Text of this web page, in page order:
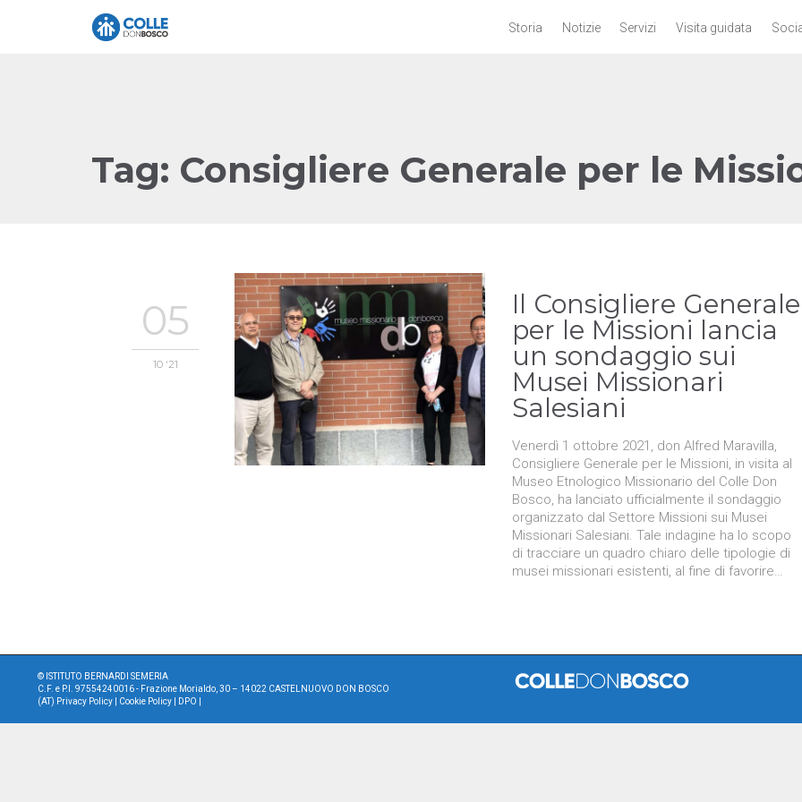
Storia Notizie Servizi Visita guidata
Tag: Consigliere Generale per le
05
10 '21
Il Consigliere Generale
per le Missioni lancia
un sondaggio sui
Musei Missionari
Salesiani
Venerdì 1 ottobre 2021, don Alfred Maravilla,
Consigliere Generale per le Missioni, in visita al
Museo Etnologico Missionario del Colle Don
Bosco, ha lanciato ufficialmente il sondaggio
organizzato dal Settore Missioni sui Musei
Missionari Salesiani. Tale indagine ha lo scopo
di tracciare un quadro chiaro delle tipologie di
musei missionari esistenti, al fine di favorire…
© ISTITUTO BERNARDI SEMERIA
C.F. e P.I. 97554240016 - Frazione Morialdo, 30 – 14022 CASTELNUOVO DON BOSCO
(AT) Privacy Policy Cookie Policy DPO